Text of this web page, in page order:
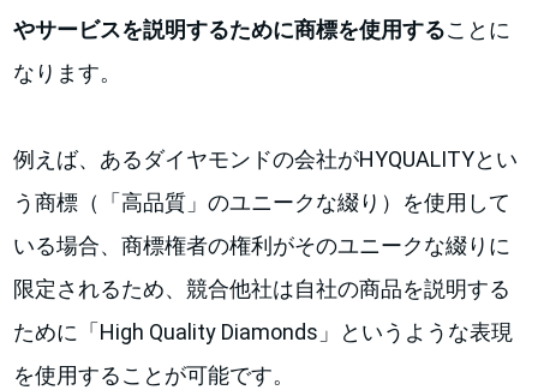
やサービスを説明するために商標を使用することに
なります。
例えば、あるダイヤモンドの会社がHYQUALITYとい
う商標（「高品質」のユニークな綴り）を使用して
いる場合、商標権者の権利がそのユニークな綴りに
限定されるため、競合他社は自社の商品を説明する
ために「High Quality Diamonds」というような表現
を使用することが可能です。